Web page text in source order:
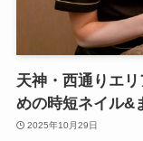
天神・西通りエ
めの時短ネイル&
2025年10月29日